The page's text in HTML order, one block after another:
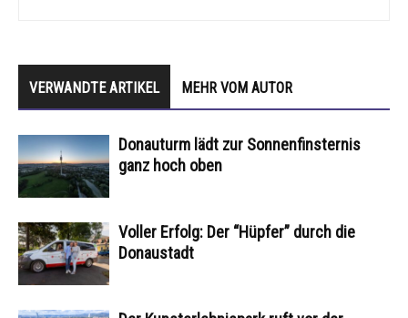
VERWANDTE ARTIKEL MEHR VOM AUTOR
Donauturm lädt zur Sonnenfinsternis
ganz hoch oben
Voller Erfolg: Der “Hüpfer” durch die
Donaustadt